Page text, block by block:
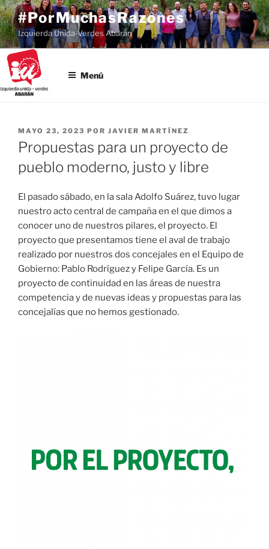
Saltar
al
contenido
#PorMuchasRazones
Izquierda Unida-Verdes Abarán
Menú
PUBLICADO
EL
MAYO 23, 2023 POR JAVIER MARTÍNEZ
Propuestas para un proyecto de
pueblo moderno, justo y libre
El pasado sábado, en la sala Adolfo Suárez, tuvo lugar
nuestro acto central de campaña en el que dimos a
conocer uno de nuestros pilares, el proyecto. El
proyecto que presentamos tiene el aval de trabajo
realizado por nuestros dos concejales en el Equipo de
Gobierno: Pablo Rodríguez y Felipe García. Es un
proyecto de continuidad en las áreas de nuestra
competencia y de nuevas ideas y propuestas para las
concejalías que no hemos gestionado.